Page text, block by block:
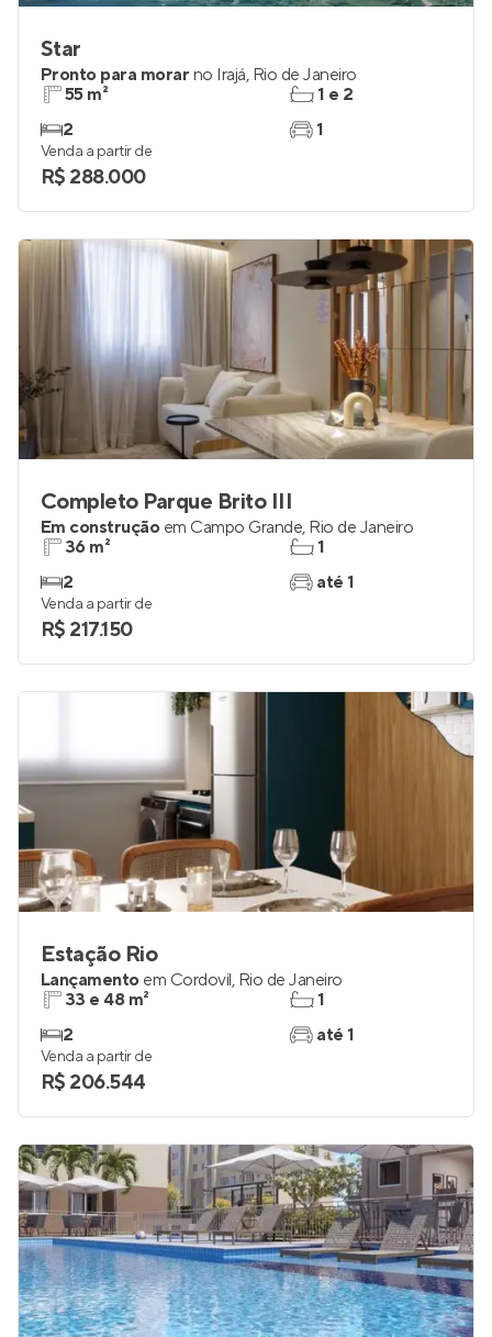
Star
Pronto para morar no Irajá, Rio de Janeiro
55 m²
2
1 e 2
1
Venda a partir de
R$ 288.000
Completo Parque Brito III
Em construção em Campo Grande, Rio de Janeiro
36 m²
2
1
até 1
Venda a partir de
R$ 217.150
Estação Rio
Lançamento em Cordovil, Rio de Janeiro
33 e 48 m²
2
1
até 1
Venda a partir de
R$ 206.544